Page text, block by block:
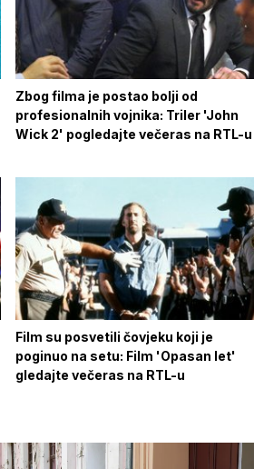
Zbog filma je postao bolji od
profesionalnih vojnika: Triler 'John
Wick 2' pogledajte večeras na RTL-u
Film su posvetili čovjeku koji je
poginuo na setu: Film 'Opasan let'
gledajte večeras na RTL-u